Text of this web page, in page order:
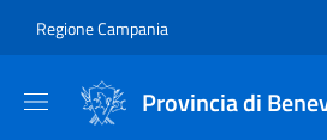
Regione Campania
Provincia di